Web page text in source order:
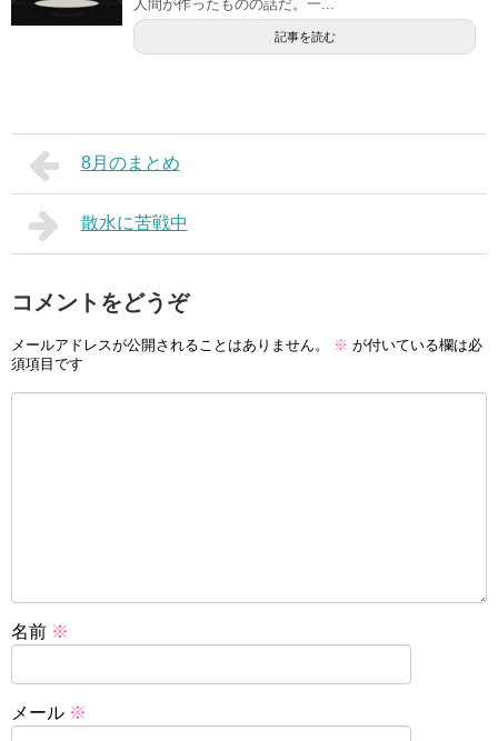
人間が作ったものの話だ。一...
記事を読む
8月のまとめ
散水に苦戦中
コメントをどうぞ
メールアドレスが公開されることはありません。 ※ が付いている欄は必
須項目です
名前 ※
メール ※